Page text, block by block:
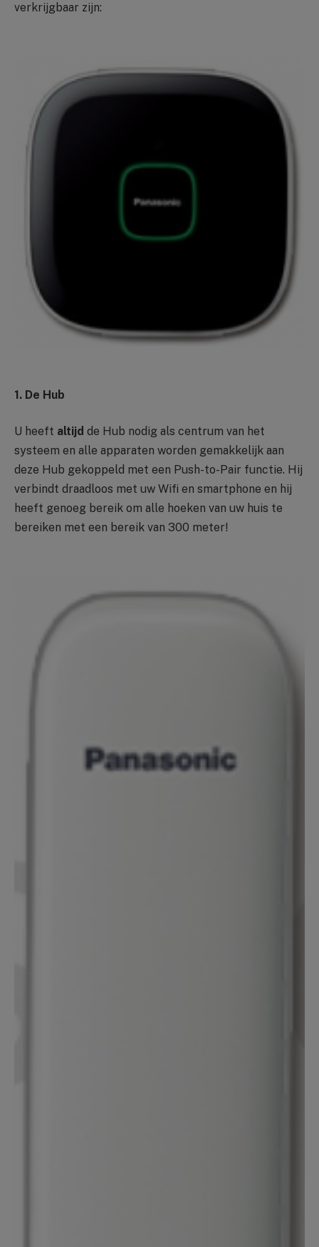
verkrijgbaar zijn:
1. De Hub
U heeft altijd de Hub nodig als centrum van het
systeem en alle apparaten worden gemakkelijk aan
deze Hub gekoppeld met een Push-to-Pair functie. Hij
verbindt draadloos met uw Wifi en smartphone en hij
heeft genoeg bereik om alle hoeken van uw huis te
bereiken met een bereik van 300 meter!